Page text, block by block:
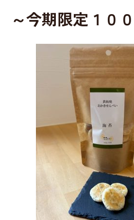
o
k
～今期限定１０